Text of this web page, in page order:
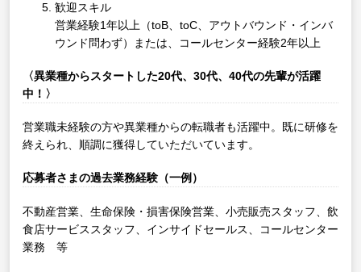
歓迎スキル
営業経験1年以上（toB、toC、アウトバウンド・インバ
ウンド問わず）または、コールセンター経験2年以上
〈異業種からスタートした20代、30代、40代の先輩が活躍
中！〉
営業職未経験の方や異業種からの転職者も活躍中。既に研修を
終えられ、順調に獲得していただいています。
応募者さまの過去業務経験（一例）
不動産営業、生命保険・損害保険営業、小売販売スタッフ、飲
食店サービススタッフ、インサイドセールス、コールセンター
業務 等